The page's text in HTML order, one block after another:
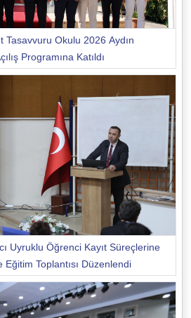
Tasavvuru Okulu 2026 Aydın
Programına Katıldı
Uyruklu Öğrenci Kayıt Süreçlerine
Toplantısı Düzenlendi